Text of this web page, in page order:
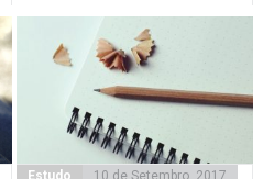
Estudo 10 de Setembro, 2017